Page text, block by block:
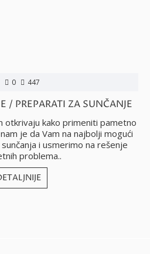
0 447
/ PREPARATI ZA SUNČANJE
otkrivaju kako primeniti pametno
je da Vam na najbolji mogući
i usmerimo na rešenje
problema..